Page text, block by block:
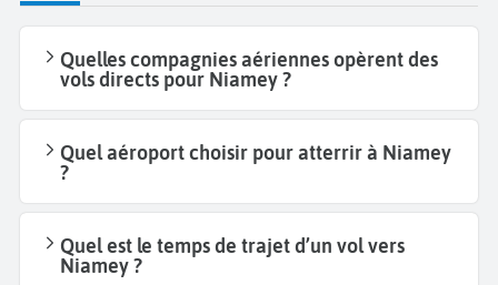
Quelles compagnies aériennes opèrent des
vols directs pour Niamey ?
Quel aéroport choisir pour atterrir à Niamey
?
Quel est le temps de trajet d’un vol vers
Niamey ?